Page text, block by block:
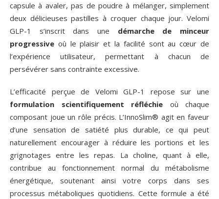
capsule à avaler, pas de poudre à mélanger, simplement
deux délicieuses pastilles à croquer chaque jour. Velomi
GLP-1 s’inscrit dans une démarche de minceur
progressive où le plaisir et la facilité sont au cœur de
l’expérience utilisateur, permettant à chacun de
persévérer sans contrainte excessive.
L’efficacité perçue de Velomi GLP-1 repose sur une
formulation scientifiquement réfléchie où chaque
composant joue un rôle précis. L’InnoSlim® agit en faveur
d’une sensation de satiété plus durable, ce qui peut
naturellement encourager à réduire les portions et les
grignotages entre les repas. La choline, quant à elle,
contribue au fonctionnement normal du métabolisme
énergétique, soutenant ainsi votre corps dans ses
processus métaboliques quotidiens. Cette formule a été